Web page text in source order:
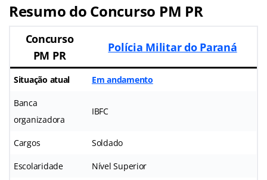
Resumo do Concurso PM PR
Concurso
PM PR
Polícia Militar do Paraná
Situação atual Em andamento
Banca
organizadora
IBFC
Cargos Soldado
Escolaridade Nível Superior